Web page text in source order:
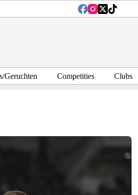
Geruchten Competities Clubs